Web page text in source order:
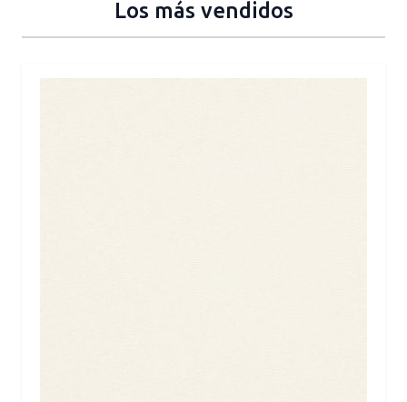
Los más vendidos